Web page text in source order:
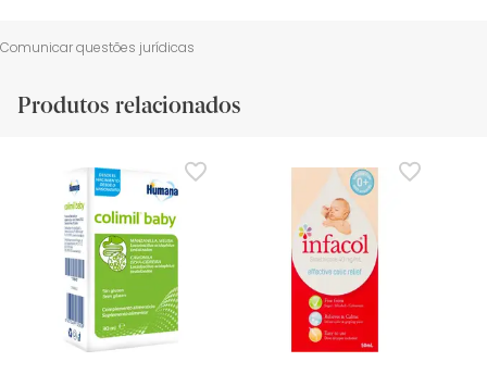
Comunicar questões jurídicas
Produtos relacionados